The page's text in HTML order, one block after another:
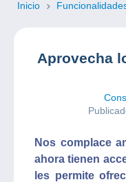
Inicio
Aprovecha
Nos complace
ahora tienen
les permite